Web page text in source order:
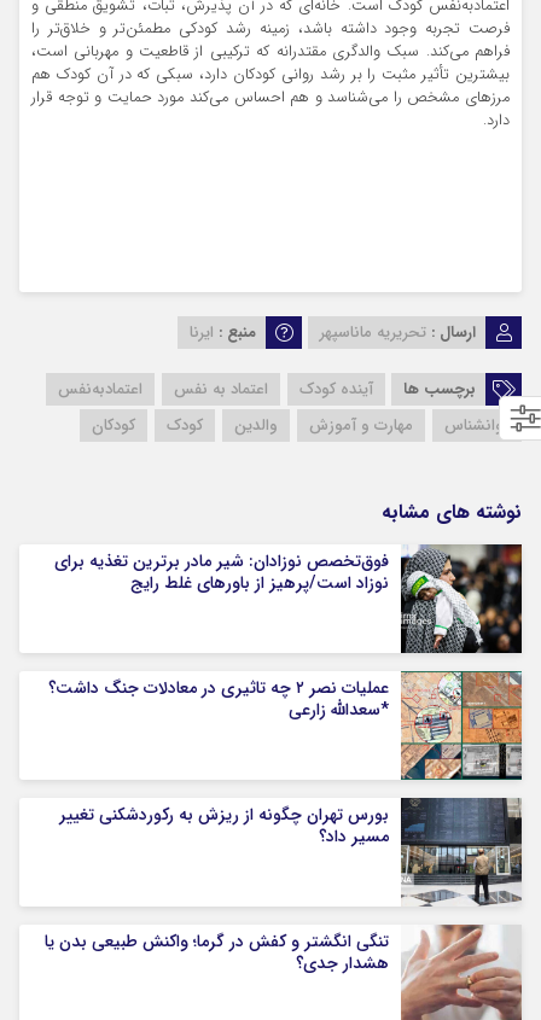
اعتمادبه‌نفس کودک است. خانه‌ای که در آن پذیرش، ثبات، تشویق منطقی و
فرصت تجربه وجود داشته باشد، زمینه رشد کودکی مطمئن‌تر و خلاق‌تر را
فراهم می‌کند. سبک والدگری مقتدرانه که ترکیبی از قاطعیت و مهربانی است،
بیشترین تأثیر مثبت را بر رشد روانی کودکان دارد، سبکی که در آن کودک هم
مرزهای مشخص را می‌شناسد و هم احساس می‌کند مورد حمایت و توجه قرار
دارد.
ارسال : تحریریه ماناسپهر منبع : ایرنا
برچسب ها آینده کودک اعتماد به نفس
اعتمادبه‌نفس
روانشناس
مهارت و آموزش والدین کودک کودکان
نوشته های مشابه
فوق‌تخصص نوزادان: شیر مادر برترین تغذیه برای
نوزاد است/پرهیز از باورهای غلط رایج
عملیات نصر ۲ چه تاثیری در معادلات جنگ داشت؟
*سعدالله زارعی
بورس تهران چگونه از ریزش به رکوردشکنی تغییر
مسیر داد؟
تنگی انگشتر و کفش در گرما؛ واکنش طبیعی بدن یا
هشدار جدی؟